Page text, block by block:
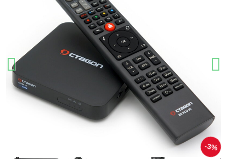
3%